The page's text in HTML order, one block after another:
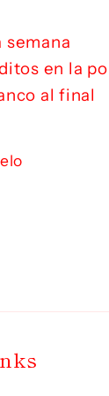
semana
en la
al final